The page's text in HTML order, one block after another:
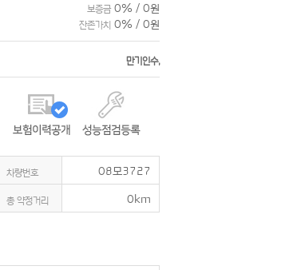
보증금0% / 0원
잔존가치 0% / 0원
만기인수,
차량번호 08모3727
총 약정거리 0km